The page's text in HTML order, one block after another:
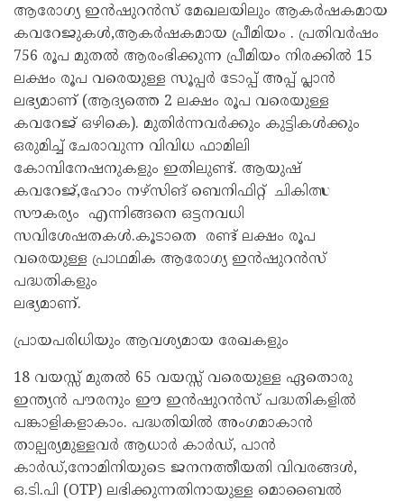
ആരോഗ്യ ഇൻഷുറൻസ് മേഖലയിലും ആകർഷകമായ
കവറേജുകൾ,ആകർഷകമായ പ്രീമിയം . പ്രതിവർഷം
756 രൂപ മുതൽ ആരംഭിക്കുന്ന പ്രീമിയം നിരക്കിൽ 15
ലക്ഷം രൂപ വരെയുള്ള സൂപ്പർ ടോപ്പ് അപ്പ് പ്ലാൻ
ലഭ്യമാണ് (ആദ്യത്തെ 2 ലക്ഷം രൂപ വരെയുള്ള
കവറേജ് ഒഴികെ). മുതിർന്നവർക്കും കുട്ടികൾക്കും
ഒരുമിച്ച് ചേരാവുന്ന വിവിധ ഫാമിലി
കോമ്പിനേഷനുകളും ഇതിലുണ്ട്. ആയുഷ്
കവറേജ്,ഹോം നഴ്സിങ് ബെനിഫിറ്റ് ചികിത്സ
സൗകര്യം എന്നിങ്ങനെ ഒട്ടനവധി
സവിശേഷതകൾ.കൂടാതെ രണ്ട് ലക്ഷം രൂപ
വരെയുള്ള പ്രാഥമിക ആരോഗ്യ ഇൻഷുറൻസ്
പദ്ധതികളും
ലഭ്യമാണ്.
പ്രായപരിധിയും ആവശ്യമായ രേഖകളും
18 വയസ്സ് മുതൽ 65 വയസ്സ് വരെയുള്ള ഏതൊരു
ഇന്ത്യൻ പൗരനും ഈ ഇൻഷുറൻസ് പദ്ധതികളിൽ
പങ്കാളികളാകാം. പദ്ധതിയിൽ അംഗമാകാൻ
താല്പര്യമുള്ളവർ ആധാർ കാർഡ്, പാൻ
കാർഡ്,നോമിനിയുടെ ജനനത്തീയതി വിവരങ്ങൾ,
ഒ.ടി.പി (OTP) ലഭിക്കുന്നതിനായുള്ള മൊബൈൽ